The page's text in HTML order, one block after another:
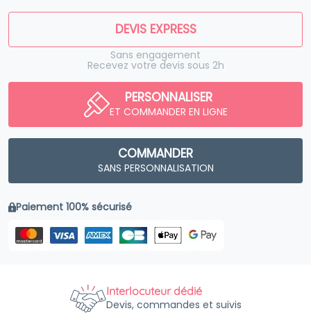
DEVIS EXPRESS
Sans engagement
Recevez votre devis sous 2h
PERSONNALISER
ET COMMANDER EN LIGNE
COMMANDER
SANS PERSONNALISATION
Paiement 100% sécurisé
Interlocuteur dédié
Devis, commandes et suivis